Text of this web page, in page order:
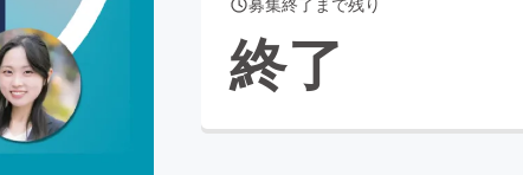
Good
CAMPFIRE Creation
納税machi-ya 終了